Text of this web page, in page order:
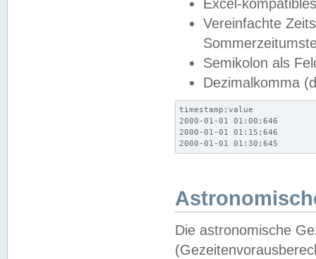
Excel-
Vereinfachte
Semikolon als
Dezimalkomma
timestamp;value
2000-01-01 01:00;646
2000-01-01 01:15;646
2000-01-01 01:30;645
Die astronomische